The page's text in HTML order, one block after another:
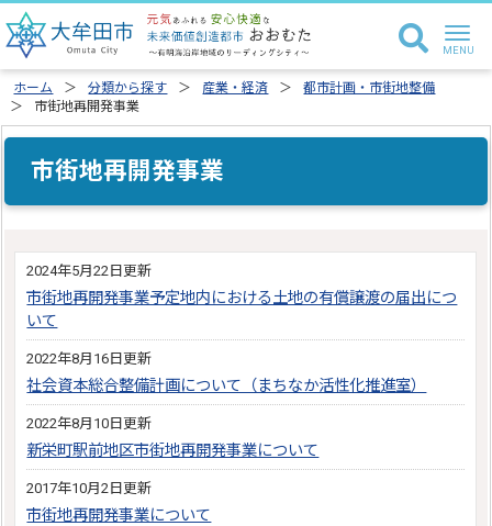
ホーム 分類から探す 産業・経済
都市計画・市街地整備
市街地再開発事業
市街地再開発事業
2024年5月22日更新
市街地再開発事業予定地内における土地の有償譲渡の届出につ
いて
2022年8月16日更新
社会資本総合整備計画について（まちなか活性化推進室）
2022年8月10日更新
新栄町駅前地区市街地再開発事業について
2017年10月2日更新
市街地再開発事業について